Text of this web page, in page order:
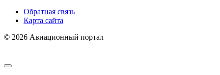
Обратная связь
Карта сайта
© 2026 Авиационный портал